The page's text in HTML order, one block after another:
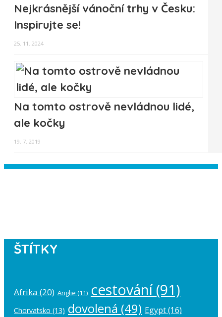
Nejkrásnější vánoční trhy v Česku:
Inspirujte se!
25. 11. 2024
Na tomto ostrově nevládnou lidé,
ale kočky
19. 7. 2019
ŠTÍTKY
Afrika (20) Anglie (11) cestování(91)
Chorvatsko (13) dovolená (49) Egypt(16)